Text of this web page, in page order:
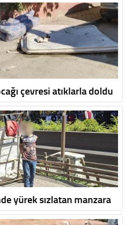
çevresi atıklarla doldu
yürek sızlatan manzara